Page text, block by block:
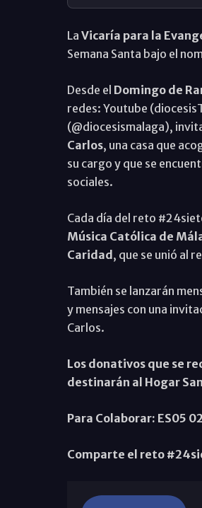
La Vicaría para la
Semana Santa bajo el
Desde el Domingo de
redes: Youtube
(@diocesismalaga),
Carlos, una casa que
su cargo y que se
sociales.
Cada día del reto
Música Católica de
Caridad, que se unió al
También se lanzarán
y mensajes con una
Carlos.
Los donativos que se
destinarán al Hogar
Para Colaborar: ES05
Comparte el reto